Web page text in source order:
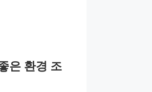
은 환경 조